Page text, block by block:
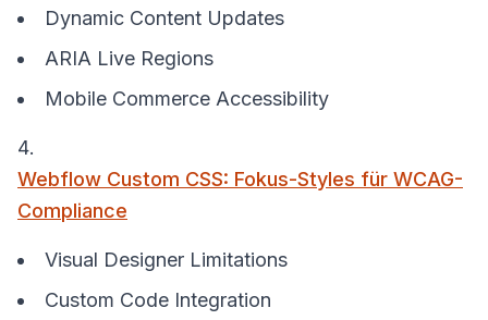
Dynamic Content Updates
ARIA Live Regions
Mobile Commerce Accessibility
Webflow Custom CSS: Fokus-Styles für WCAG-
Compliance
Visual Designer Limitations
Custom Code Integration